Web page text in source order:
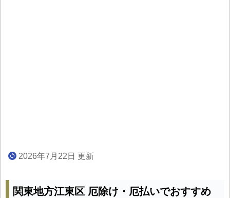
2026年7月22日 更新
関東地方江東区 厄除け・厄払いでおすすめ